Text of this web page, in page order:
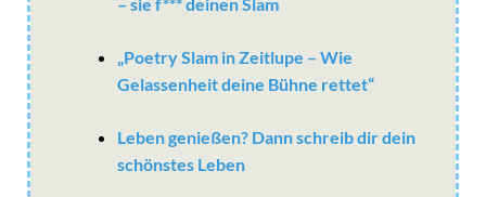
„Poetry Slam in Zeitlupe – Wie
Gelassenheit deine Bühne rettet“
Leben genießen? Dann schreib dir dein
schönstes Leben